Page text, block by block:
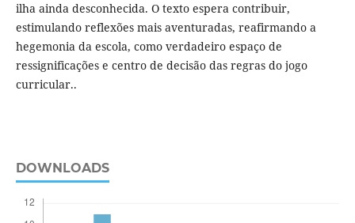
ilha ainda desconhecida. O texto espera contribuir,
estimulando reflexões mais aventuradas, reafirmando a
hegemonia da escola, como verdadeiro espaço de
ressignificações e centro de decisão das regras do jogo
curricular..
DOWNLOADS